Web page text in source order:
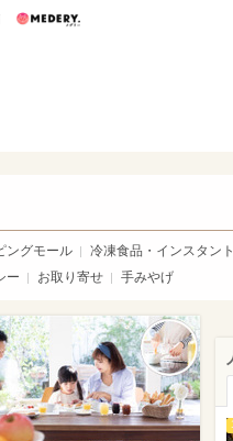
うまい肉
ングモール 冷凍食品・インスタント
ー お取り寄せ 手みやげ